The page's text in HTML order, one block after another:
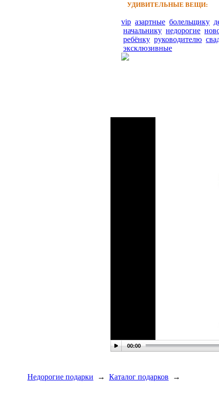
УДИВИТЕЛЬНЫЕ ВЕЩИ:
vip азартные болельщику
начальнику недорогие
ребёнку руководителю
эксклюзивные
00:00
Недорогие подарки → Каталог подарков →